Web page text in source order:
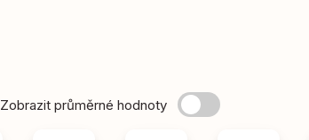
Zobrazit průměrné hodnoty